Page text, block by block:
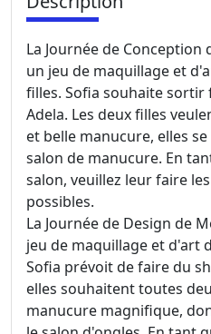
La Journée de
un jeu de maquillage et
filles. Sofia souhaite sortir
Adela. Les deux filles
et belle manucure, elles
salon de manucure. En
salon, veuillez leur faire
possibles.
La Journée de Design de
jeu de maquillage et d'art
Sofia prévoit de faire du
elles souhaitent toutes
manucure magnifique,